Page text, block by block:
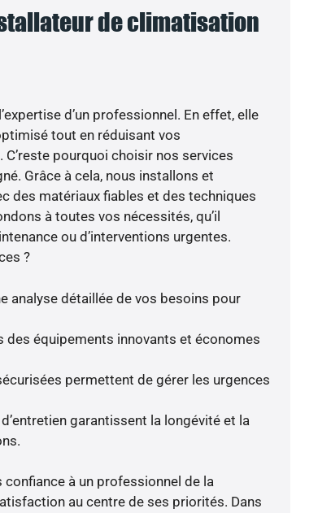
de climatisation
d’un professionnel. En effet, elle
tout en réduisant vos
pourquoi choisir nos services
Grâce à cela, nous installons et
des matériaux fiables et des techniques
à toutes vos nécessités, qu’il
ou d’interventions urgentes.
?
analyse détaillée de vos besoins pour
des équipements innovants et économes
permettent de gérer les urgences
garantissent la longévité et la
à un professionnel de la
au centre de ses priorités. Dans